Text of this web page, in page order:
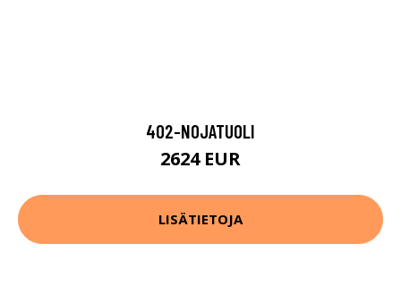
402-NOJATUOLI
2624 EUR
LISÄTIETOJA